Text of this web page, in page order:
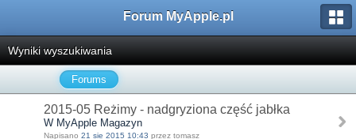
Forum MyApple.pl
Wyniki wyszukiwania
Forums
2015-05 Reżimy - nadgryziona część jabłka
W MyApple Magazyn
Napisano 21 sie 2015 10:43 przez tomasz